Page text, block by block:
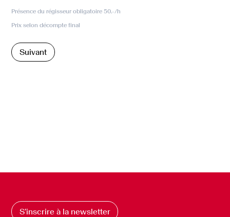
Présence du régisseur obligatoire 50.-/h
Prix selon décompte final
Suivant
S’inscrire à la newsletter